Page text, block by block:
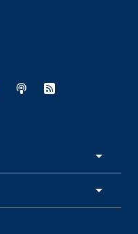
in nuova finestra
in nuova finestra
- Apertura in
esterno - Apertura in
- Sito esterno -
- Sito esterno -
Spreaker - Sito
Feed RSS -